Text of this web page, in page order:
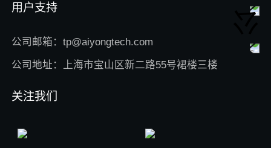
用户支持
公司邮箱：tp@aiyongtech.com
公司地址：上海市宝山区新二路55号裙楼三楼
关注我们